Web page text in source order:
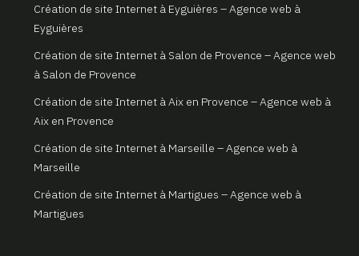
CRÉATEUR DE SITE WEB BOUCHES DU RHÔNE
CRÉATION DE SITE INTERNET BOUCHES DU RHÔNE
CRÉATION DE SITE INTERNET PAS CHER BOUCHES DU RHÔNE
CRÉATION DE SITE INTERNET POUR AGENCE IMMOBILIÈRE BOUCHES DU RHÔNE
CRÉATION DE SITE INTERNET POUR ARCHITECTE BOUCHES DU RHÔNE
CRÉATION DE SITE INTERNET POUR ARTISAN BOUCHES DU RHÔNE
Création de site Internet à Eyguières – Agence web à
Eyguières
Création de site Internet à Salon de Provence – Agence web
à Salon de Provence
Création de site Internet à Aix en Provence – Agence web à
Aix en Provence
Création de site Internet à Marseille – Agence web à
Marseille
Création de site Internet à Martigues – Agence web à
Martigues